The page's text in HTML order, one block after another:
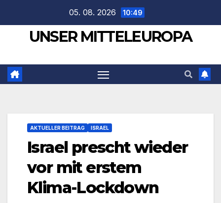
springen
05. 08. 2026 10:49
UNSER MITTELEUROPA
AKTUELLER BEITRAG ISRAEL
Israel prescht wieder
vor mit erstem
Klima-Lockdown